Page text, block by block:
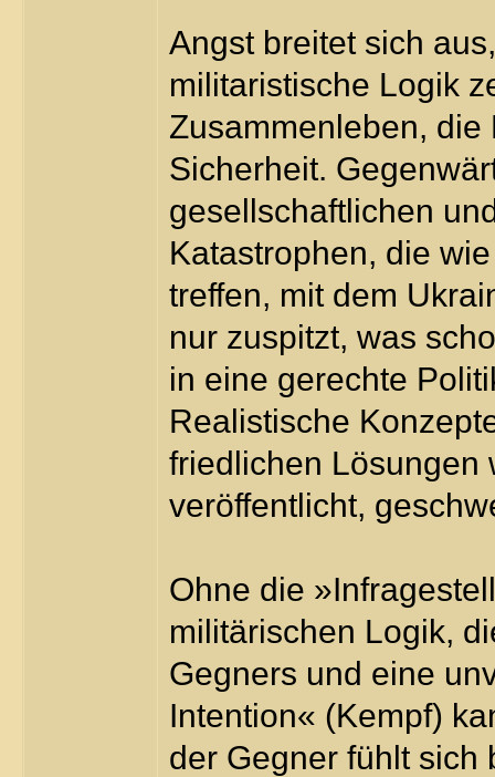
Angst breitet sich
militaristische Logik
Zusammenleben,
Sicherheit.
gesellschaftlichen
Katastrophen, die
treffen, mit dem
nur zuspitzt, was
in eine gerechte
Realistische
friedlichen Lösungen
veröffentlicht,
Ohne die
militärischen Logik,
Gegners und eine
Intention« (Kempf)
der Gegner fühlt sich